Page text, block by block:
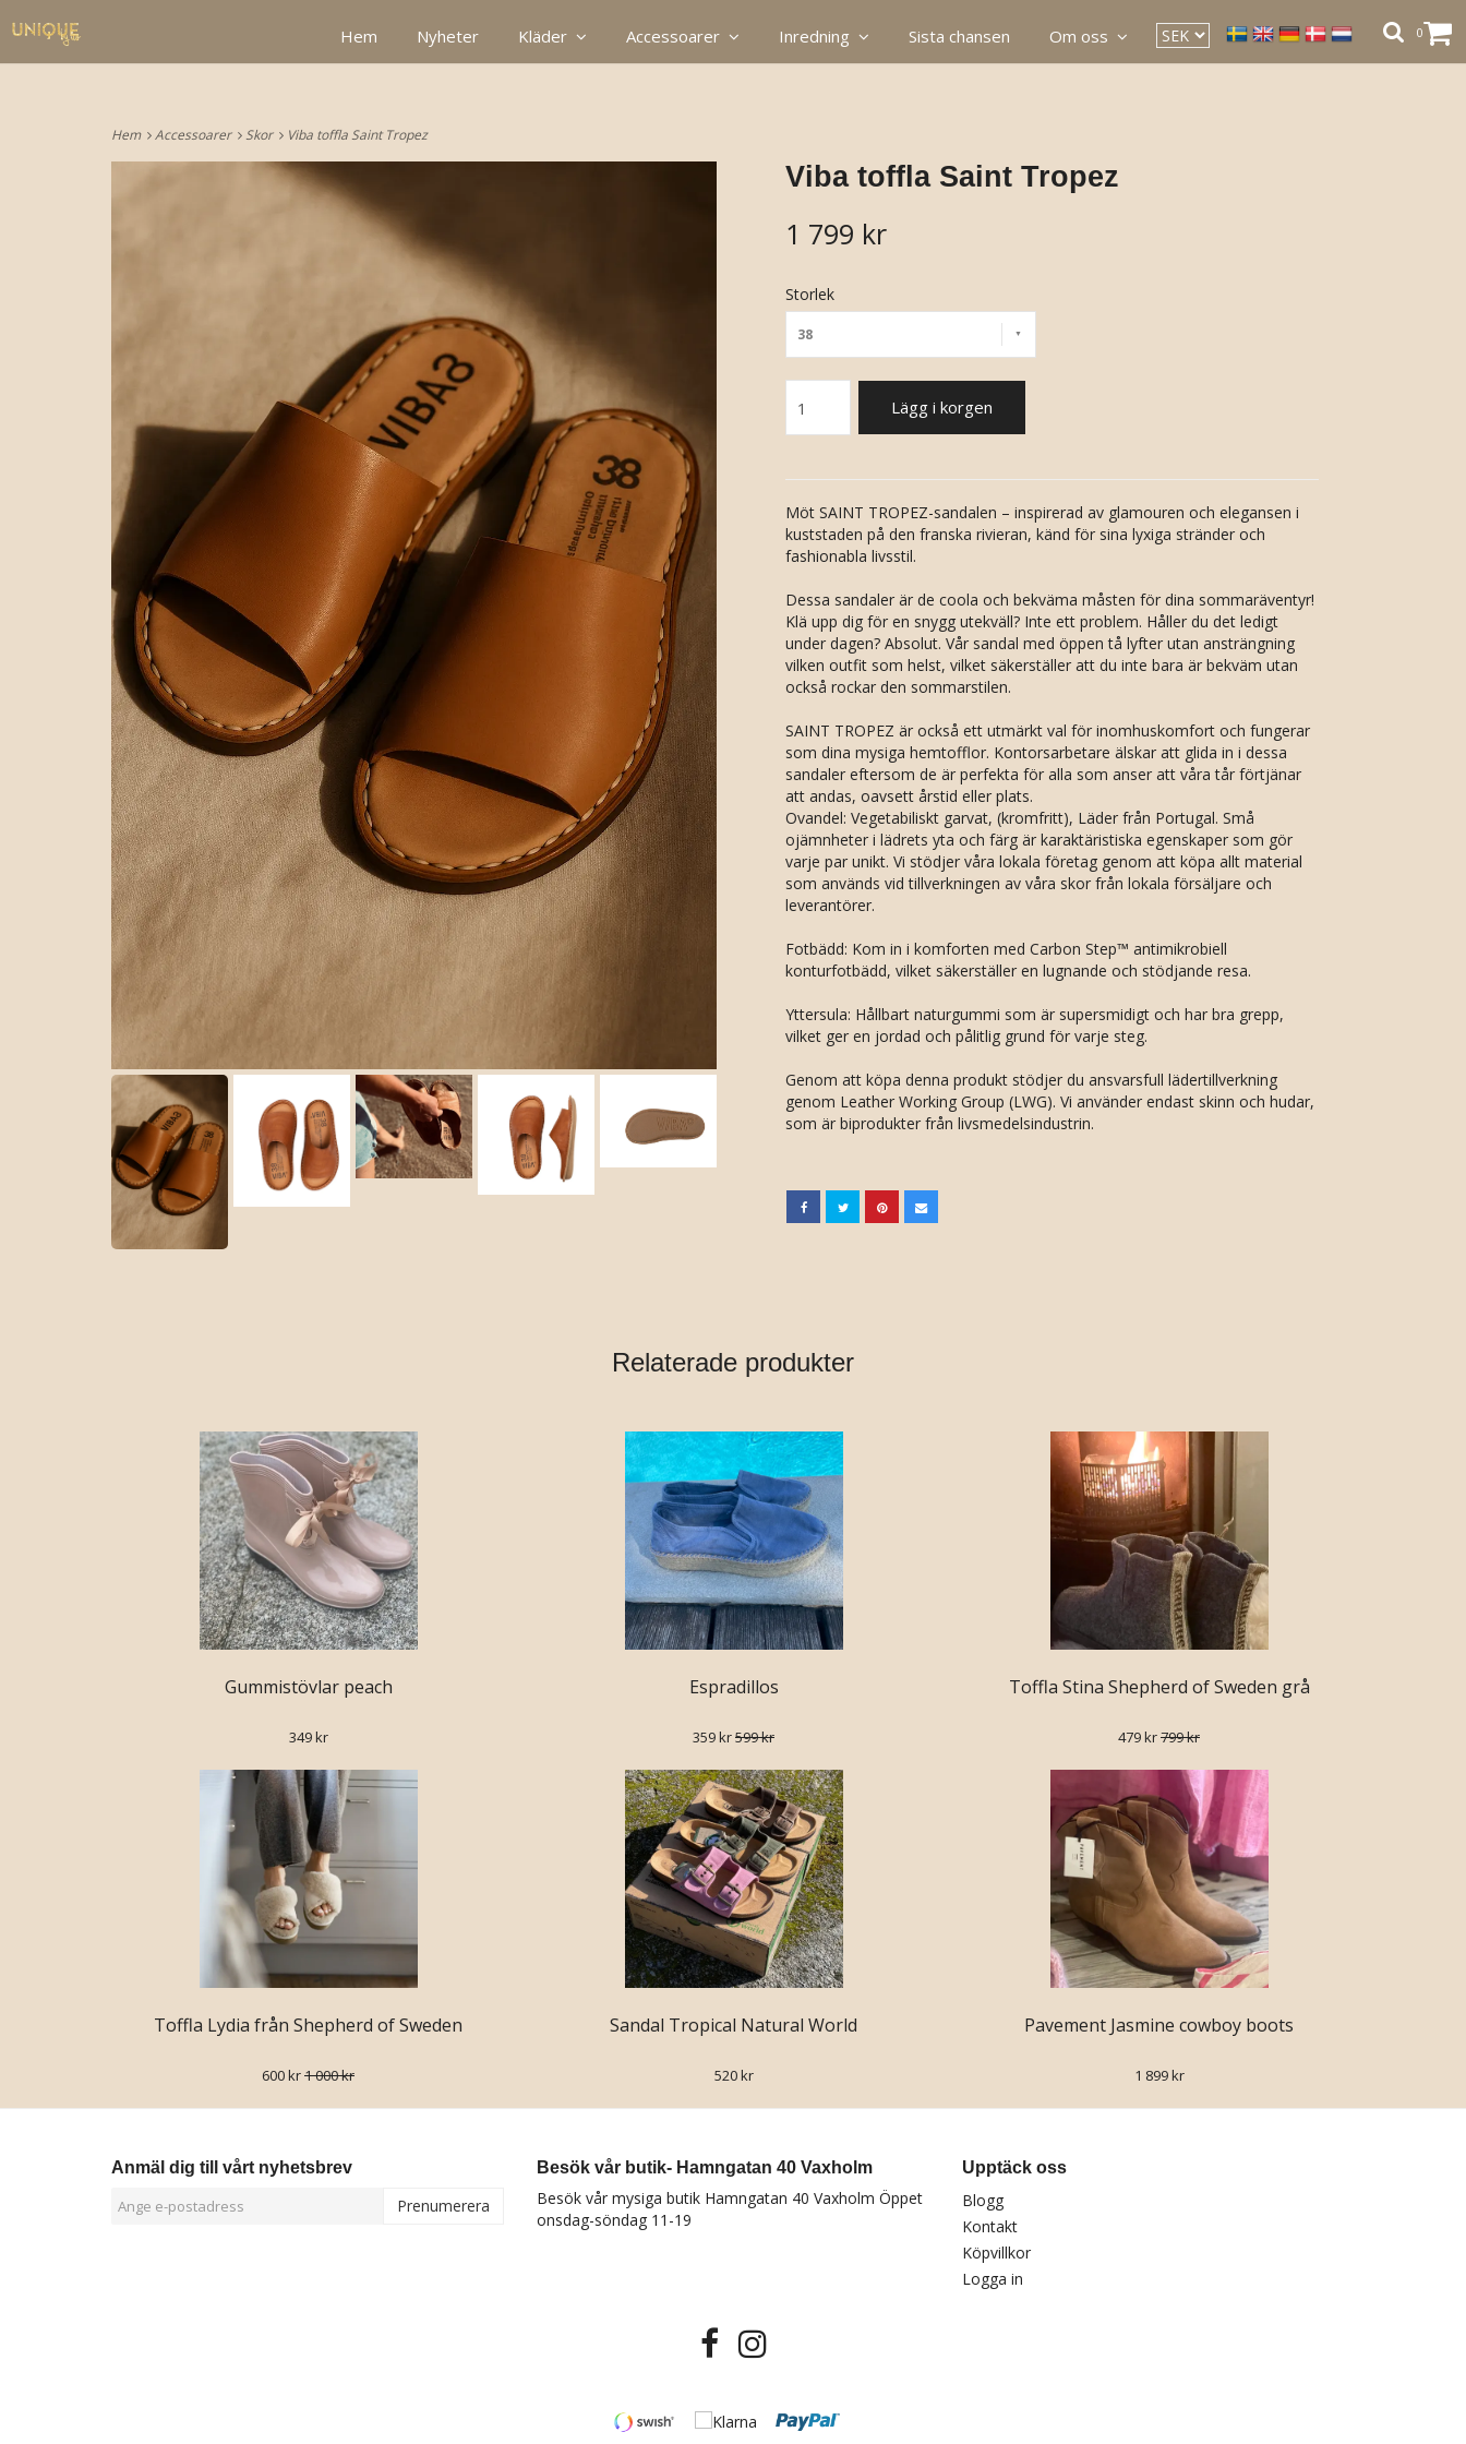
Hem Accessoarer Skor Viba toffla Saint Tropez
Viba toffla Saint Tropez
1 799 kr
Storlek
38
Lägg i korgen
Möt SAINT TROPEZ-sandalen – inspirerad av glamouren och elegansen i
kuststaden på den franska rivieran, känd för sina lyxiga stränder och
fashionabla livsstil.
Dessa sandaler är de coola och bekväma måsten för dina sommaräventyr!
Klä upp dig för en snygg utekväll? Inte ett problem. Håller du det ledigt
under dagen? Absolut. Vår sandal med öppen tå lyfter utan ansträngning
vilken outfit som helst, vilket säkerställer att du inte bara är bekväm utan
också rockar den sommarstilen.
SAINT TROPEZ är också ett utmärkt val för inomhuskomfort och fungerar
som dina mysiga hemtofflor. Kontorsarbetare älskar att glida in i dessa
sandaler eftersom de är perfekta för alla som anser att våra tår förtjänar
att andas, oavsett årstid eller plats.
Ovandel: Vegetabiliskt garvat, (kromfritt), Läder från Portugal. Små
ojämnheter i lädrets yta och färg är karaktäristiska egenskaper som gör
varje par unikt. Vi stödjer våra lokala företag genom att köpa allt material
som används vid tillverkningen av våra skor från lokala försäljare och
leverantörer.
Fotbädd: Kom in i komforten med Carbon Step™️ antimikrobiell
konturfotbädd, vilket säkerställer en lugnande och stödjande resa.
Yttersula: Hållbart naturgummi som är supersmidigt och har bra grepp,
vilket ger en jordad och pålitlig grund för varje steg.
Genom att köpa denna produkt stödjer du ansvarsfull lädertillverkning
genom Leather Working Group (LWG). Vi använder endast skinn och hudar,
som är biprodukter från livsmedelsindustrin.
Relaterade produkter
Gummistövlar peach
349 kr
Espradillos
359 kr599 kr
Toffla Stina Shepherd of Sweden grå
479 kr799 kr
Toffla Lydia från Shepherd of Sweden
600 kr1 000 kr
Sandal Tropical Natural World
520 kr
Pavement Jasmine cowboy boots
1 899 kr
Anmäl dig till vårt nyhetsbrev
Prenumerera
Besök vår butik- Hamngatan 40 Vaxholm
Besök vår mysiga butik Hamngatan 40 Vaxholm Öppet
onsdag-söndag 11-19
Upptäck oss
Blogg
Kontakt
Köpvillkor
Logga in
Hem Nyheter Kläder Accessoarer Inredning Sista chansen Om oss 0